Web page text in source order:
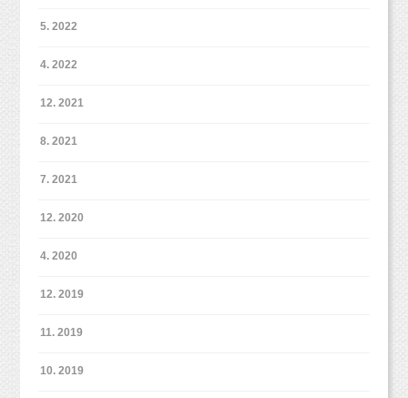
5. 2022
4. 2022
12. 2021
8. 2021
7. 2021
12. 2020
4. 2020
12. 2019
11. 2019
10. 2019